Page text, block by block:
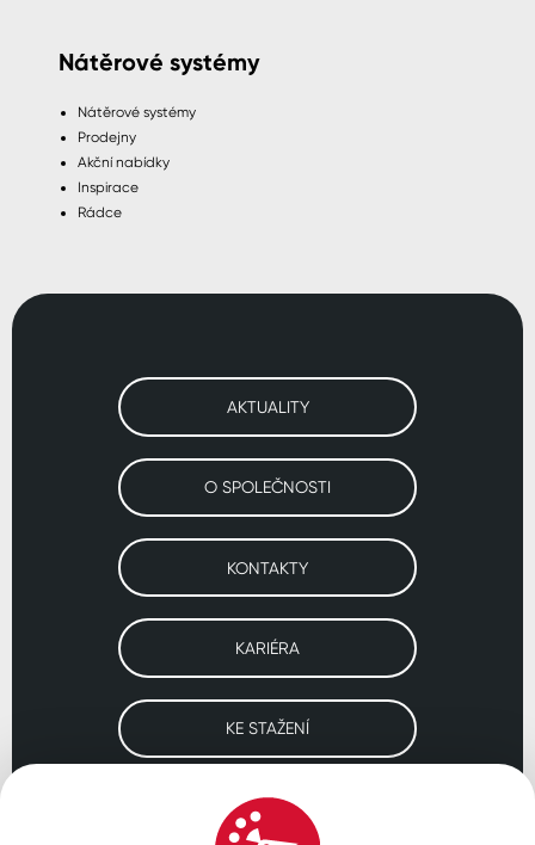
Nátěrové systémy
Nátěrové systémy
Prodejny
Akční nabídky
Inspirace
Rádce
AKTUALITY
O SPOLEČNOSTI
KONTAKTY
KARIÉRA
KE STAŽENÍ
Navštivte naše pobočky